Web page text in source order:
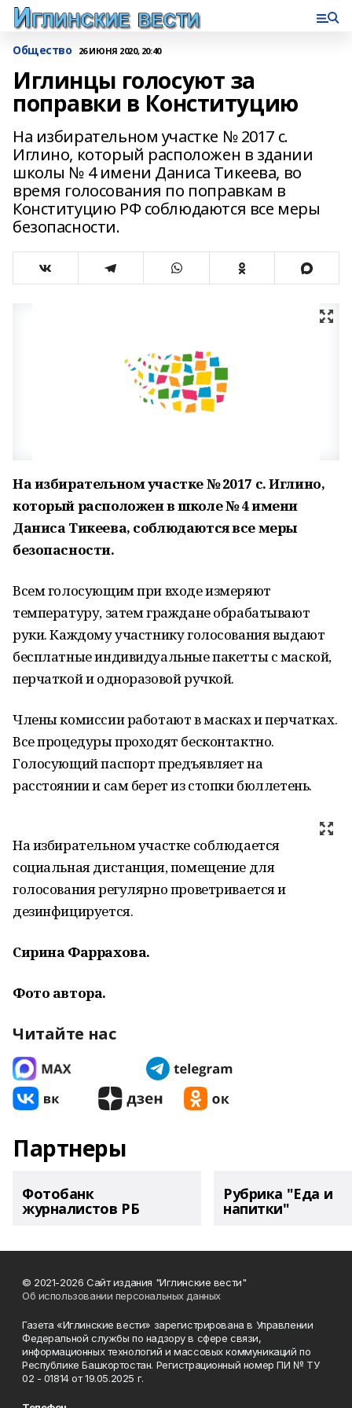
Общество 26 ИЮНЯ 2020, 20:40
Иглинцы голосуют за
поправки в Конституцию
На избирательном участке № 2017 с.
Иглино, который расположен в здании
школы № 4 имени Даниса Тикеева, во
время голосования по поправкам в
Конституцию РФ соблюдаются все меры
безопасности.
На избирательном участке № 2017 с. Иглино,
который расположен в школе № 4 имени
Даниса Тикеева, соблюдаются все меры
безопасности.
Всем голосующим при входе измеряют
температуру, затем граждане обрабатывают
руки. Каждому участнику голосования выдают
бесплатные индивидуальные пакетты с маской,
перчаткой и одноразовой ручкой.
Члены комиссии работают в масках и перчатках.
Все процедуры проходят бесконтактно.
Голосующий паспорт предъявляет на
расстоянии и сам берет из стопки бюллетень.
На избирательном участке соблюдается
социальная дистанция, помещение для
голосования регулярно проветривается и
дезинфицируется.
Сирина Фаррахова.
Фото автора.
Читайте нас
Партнеры
Фотобанк
журналистов РБ
Рубрика "Еда и
напитки"
© 2021-2026 Сайт издания "Иглинские вести"
Об использовании персональных данных
Газета «Иглинские вести» зарегистрирована в Управлении
Федеральной службы по надзору в сфере связи,
информационных технологий и массовых коммуникаций по
Республике Башкортостан. Регистрационный номер ПИ № ТУ
02 - 01814 от 19.05.2025 г.